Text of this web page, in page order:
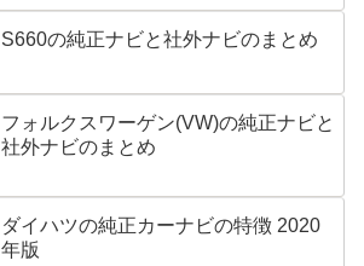
S660の純正ナビと社外ナビのまとめ
フォルクスワーゲン(VW)の純正ナビと
社外ナビのまとめ
ダイハツの純正カーナビの特徴 2020
年版